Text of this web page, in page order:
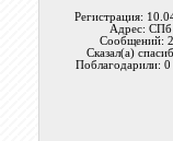
Регистрация:
Адрес: СПб
Сообщений:
Сказал(а)
Поблагодарили: 0